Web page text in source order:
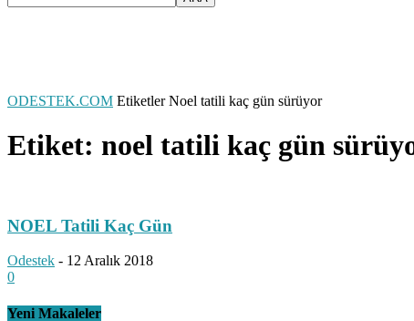
ODESTEK.COM Etiketler Noel tatili kaç gün sürüyor
Etiket: noel tatili kaç gün
NOEL Tatili Kaç Gün
Odestek - 12 Aralık 2018
0
Yeni Makaleler